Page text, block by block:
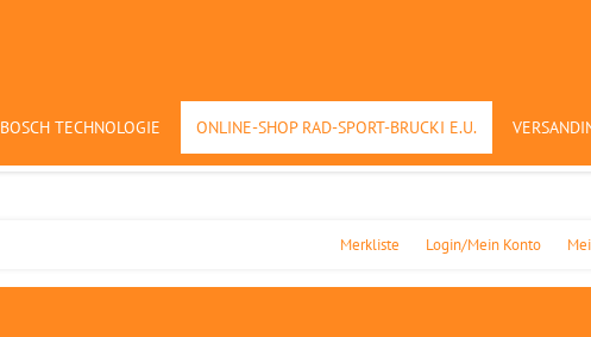
BOSCH TECHNOLOGIE ONLINE-SHOP RAD-SPORT-BRUCKI E.U.
Login/Mein Konto
Merkliste